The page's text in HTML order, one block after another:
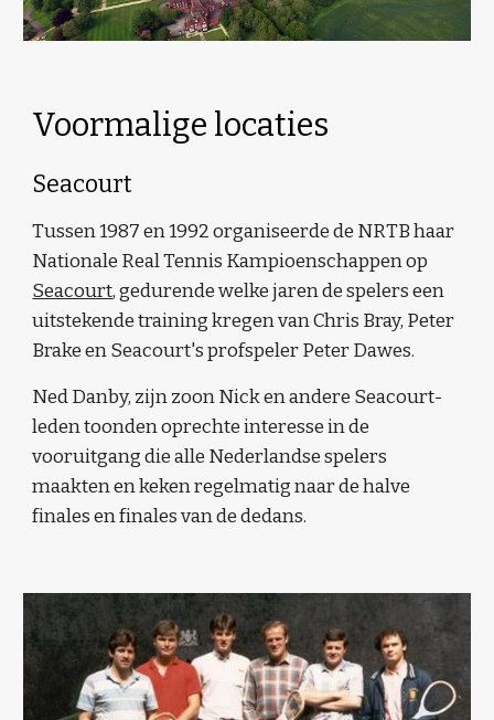
Voormalige locaties
Seacourt
Tussen 1987 en 1992 organiseerde de NRTB haar
Nationale Real Tennis Kampioenschappen op
Seacourt, gedurende welke jaren de spelers een
uitstekende training kregen van Chris Bray, Peter
Brake en Seacourt's profspeler Peter Dawes.
Ned Danby, zijn zoon Nick en andere Seacourt-
leden toonden oprechte interesse in de
vooruitgang die alle Nederlandse spelers
maakten en keken regelmatig naar de halve
finales en finales van de dedans.